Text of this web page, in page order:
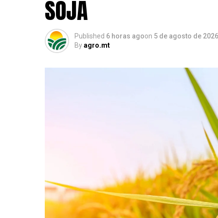
SOJA
Published 6 horas agoon 5 de agosto de 2026
Byagro.mt